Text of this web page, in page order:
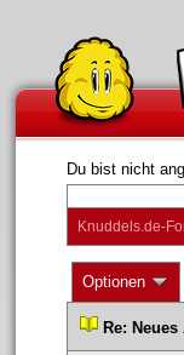
Du bist nicht
Knuddels.de-
Optionen
Re: